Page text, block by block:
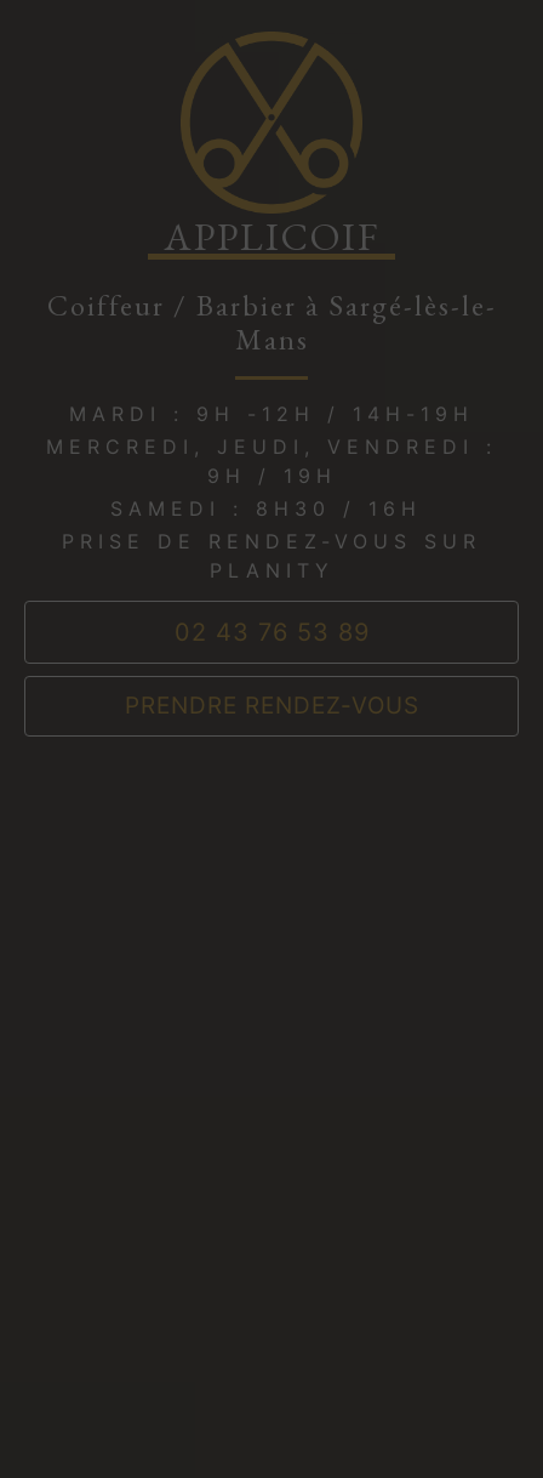
APPLICOIF
Coiffeur / Barbier à Sargé-lès-le-
Mans
MARDI : 9H -12H / 14H-19H
MERCREDI, JEUDI, VENDREDI :
9H / 19H
SAMEDI : 8H30 / 16H
PRISE DE RENDEZ-VOUS SUR
PLANITY
02 43 76 53 89
PRENDRE RENDEZ-VOUS